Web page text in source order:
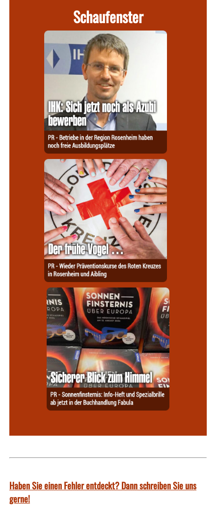
Schaufenster
Haben Sie einen Fehler entdeckt? Dann schreiben Sie uns
gerne!